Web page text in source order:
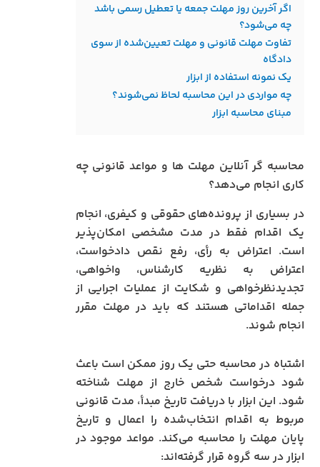
اگر آخرین روز مهلت جمعه یا تعطیل رسمی باشد
چه می‌شود؟
تفاوت مهلت قانونی و مهلت تعیین‌شده از سوی
دادگاه
یک نمونه استفاده از ابزار
چه مواردی در این محاسبه لحاظ نمی‌شوند؟
مبنای محاسبه ابزار
محاسبه گر آنلاین مهلت‌ ها و مواعد قانونی چه
کاری انجام می‌دهد؟
در بسیاری از پرونده‌های حقوقی و کیفری، انجام
یک اقدام فقط در مدت مشخصی امکان‌پذیر
است. اعتراض به رأی، رفع نقص دادخواست،
اعتراض به نظریه کارشناس، واخواهی،
تجدیدنظرخواهی و شکایت از عملیات اجرایی از
جمله اقداماتی هستند که باید در مهلت مقرر
انجام شوند.
اشتباه در محاسبه حتی یک روز ممکن است باعث
شود درخواست شخص خارج از مهلت شناخته
شود. این ابزار با دریافت تاریخ مبدأ، مدت قانونی
مربوط به اقدام انتخاب‌شده را اعمال و تاریخ
پایان مهلت را محاسبه می‌کند. مواعد موجود در
ابزار در سه گروه قرار گرفته‌اند: